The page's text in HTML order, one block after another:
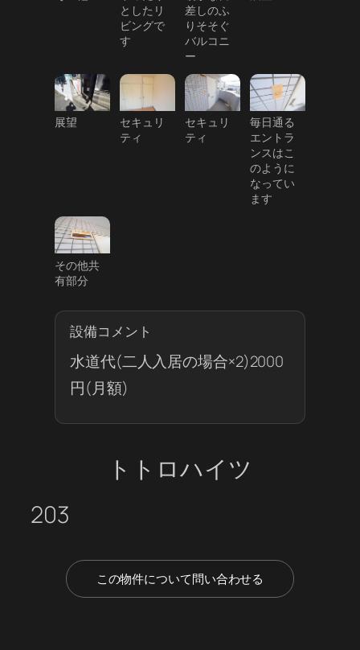
としたリ
ビングで
す
差しのふ
りそそぐ
バルコニ
ー
展望
セキュリ
ティ
セキュリ
ティ
毎日通る
エントラ
ンスはこ
のように
なってい
ます
その他共
有部分
設備コメント
水道代(二人入居の場合×2)2000
円(月額)
トトロハイツ
203
この物件について問い合わせる